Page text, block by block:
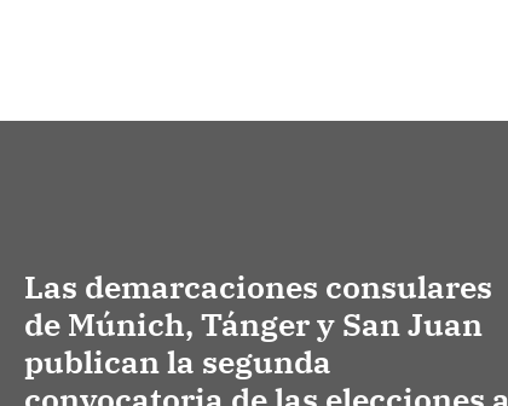
Las demarcaciones consulares
de Múnich, Tánger y San Juan
publican la segunda